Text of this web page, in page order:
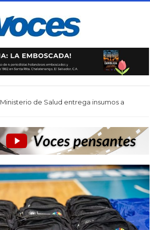
Ministerio de Salud entrega insumos a